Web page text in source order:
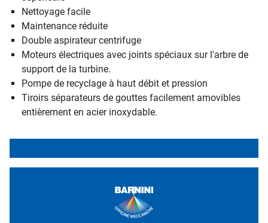
Nettoyage facile
Maintenance réduite
Double aspirateur centrifuge
Moteurs électriques avec joints spéciaux sur l'arbre de
support de la turbine.
Pompe de recyclage à haut débit et pression
Tiroirs séparateurs de gouttes facilement amovibles
entièrement en acier inoxydable.